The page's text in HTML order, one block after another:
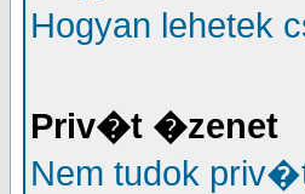
Hogyan lehetek
Priv�t �zenet
Nem tudok